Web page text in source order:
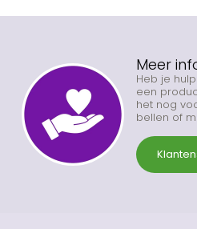
Meer
Heb je
een
het nog
bellen of